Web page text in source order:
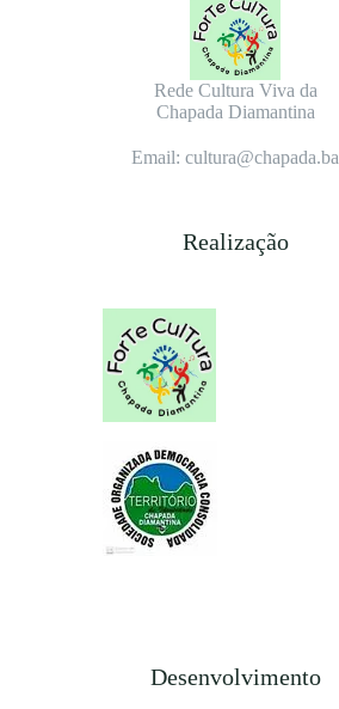
Rede Cultura Viva da
Chapada Diamantina
Email: cultura@chapada.ba
Realização
Desenvolvimento